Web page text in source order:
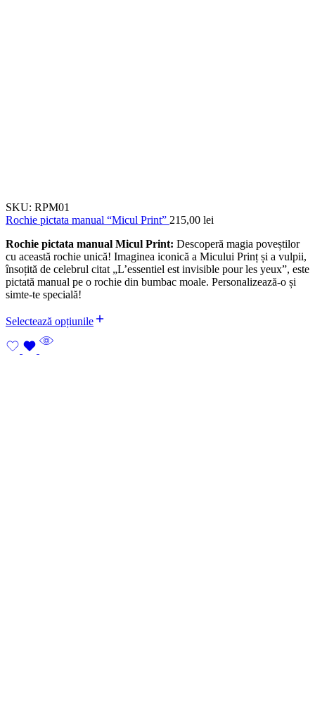
SKU: RPM01
Rochie pictata manual “Micul Print” 215,00 lei
Rochie pictata manual Micul Print: Descoperă magia poveștilor
cu această rochie unică! Imaginea iconică a Micului Prinț și a vulpii,
însoțită de celebrul citat „L’essentiel est invisible pour les yeux”, este
pictată manual pe o rochie din bumbac moale. Personalizează-o și
simte-te specială!
Selectează opțiunile